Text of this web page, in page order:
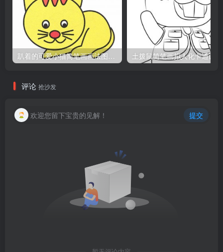
趴着的可爱小猫简笔画画法图片教程
评论 抢沙发
欢迎您留下宝贵的见解！ 提交